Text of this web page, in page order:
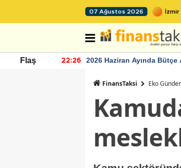
07 Ağustos 2026
Flaş 22:26
2026 Haziran Ayında Bütçe
FinansTaksi Eko